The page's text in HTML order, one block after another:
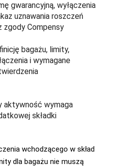
gwarancyjną, wyłączenia
uznawania roszczeń
zgody Compensy
bagażu, limity,
i wymagane
aktywność wymaga
składki
wchodzącego w skład
dla bagażu nie muszą